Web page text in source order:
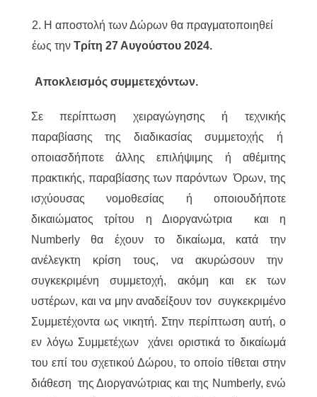
2. H αποστολή των Δώρων θα πραγματοποιηθεί
έως τηνΤρίτη 27 Αυγούστου 2024.
Αποκλεισμός συμμετεχόντων.
Σε περίπτωση χειραγώγησης ή τεχνικής
παραβίασης της διαδικασίας συμμετοχής ή
οποιασδήποτε άλλης επιλήψιμης ή αθέμιτης
πρακτικής, παραβίασης των παρόντων Όρων, της
ισχύουσας νομοθεσίας ή οποιουδήποτε
δικαιώματος τρίτου η Διοργανώτρια και η
Numberly θα έχουν το δικαίωμα, κατά την
ανέλεγκτη κρίση τους, να ακυρώσουν την
συγκεκριμένη συμμετοχή, ακόμη και εκ των
υστέρων, και να μην αναδείξουν τον συγκεκριμένο
Συμμετέχοντα ως νικητή. Στην περίπτωση αυτή, ο
εν λόγω Συμμετέχων χάνει οριστικά το δικαίωμά
του επί του σχετικού Δώρου, το οποίο τίθεται στην
διάθεση της Διοργανώτριας και της Numberly, ενώ